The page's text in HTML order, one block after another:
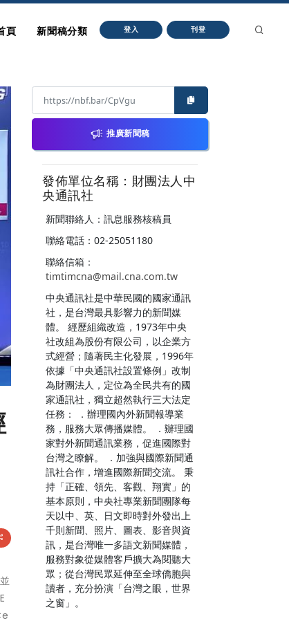
頁 新聞稿分類 登入 刊登
推廣新聞稿
發佈單位名稱：財團法人中
央通訊社
新聞聯絡人：訊息服務核稿員
聯絡電話：02-25051180
聯絡信箱：
timtimcna@mail.cna.com.tw
中央通訊社是中華民國的國家通訊
社，是台灣最具影響力的新聞媒
體。 經歷組織改造，1973年中央
社改組為股份有限公司，以企業方
式經營；隨著民主化發展，1996年
依據「中央通訊社設置條例」改制
為財團法人，定位為全民共有的國
家通訊社，獨立超然執行三大法定
任務： ．辦理國內外新聞報導業
務，服務大眾傳播媒體。 ．辦理國
家對外新聞通訊業務，促進國際對
台灣之瞭解。 ．加強與國際新聞通
訊社合作，增進國際新聞交流。 秉
持「正確、領先、客觀、翔實」的
基本原則，中央社專業新聞團隊每
天以中、英、日文即時對外發出上
千則新聞、照片、圖表、影音與資
訊，是台灣唯一多語文新聞媒體，
服務對象從媒體客戶擴大為閱聽大
眾；從台灣民眾延伸至全球僑胞與
讀者，充分扮演「台灣之眼，世界
之窗」。